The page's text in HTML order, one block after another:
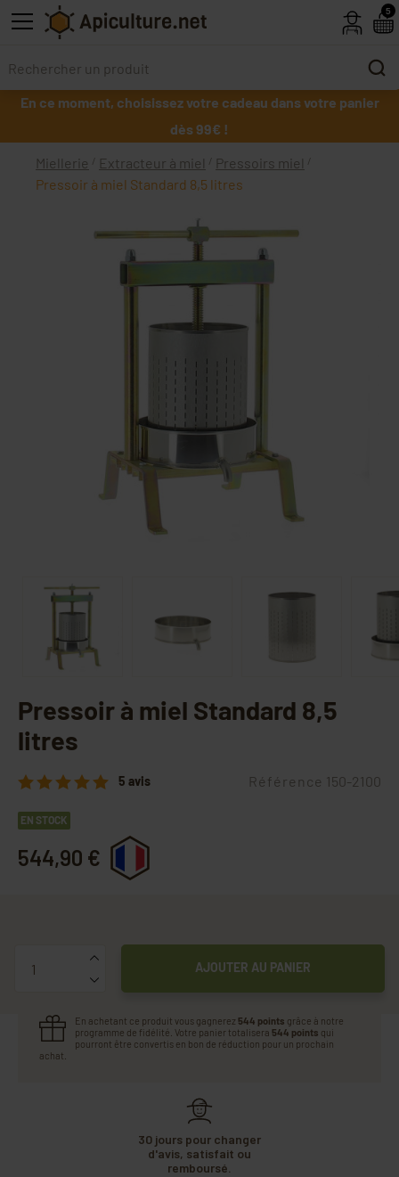
Skip to main content
En ce moment, choisissez votre cadeau dans votre panier
dès 99€ !
Miellerie Extracteur à miel
Pressoirs miel
Pressoir à miel Standard 8,5 litres
Pressoir à miel Standard 8,5
litres
5 avis Référence 150-2100
EN STOCK
544,90 €
AJOUTER AU PANIER
En achetant ce produit vous gagnerez 544 points grâce à notre
programme de fidélité. Votre panier totalisera 544 points qui
pourront être convertis en bon de réduction pour un prochain
achat.
30 jours pour changer
d'avis, satisfait ou
remboursé.
5